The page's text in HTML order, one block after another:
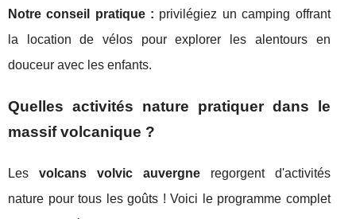
Notre conseil pratique : privilégiez un camping offrant
la location de vélos pour explorer les alentours en
douceur avec les enfants.
Quelles activités nature pratiquer dans le
massif volcanique ?
Les volcans volvic auvergneregorgent d'activités
nature pour tous les goûts ! Voici le programme complet